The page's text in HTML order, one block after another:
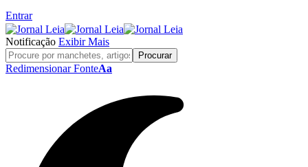
Entrar
Notificação Exibir Mais
Redimensionar FonteAa